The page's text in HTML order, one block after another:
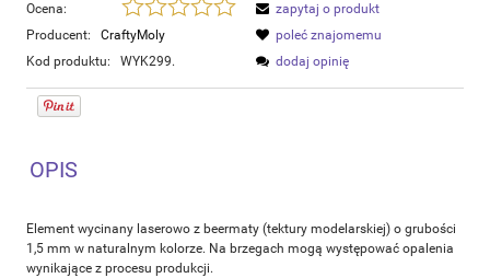
Ocena:
Producent:
CraftyMoly
Kod produktu:
WYK299.
zapytaj o produkt
poleć znajomemu
dodaj opinię
OPIS
Element wycinany laserowo z beermaty (tektury modelarskiej) o grubości
1,5 mm w naturalnym kolorze. Na brzegach mogą występować opalenia
wynikające z procesu produkcji.